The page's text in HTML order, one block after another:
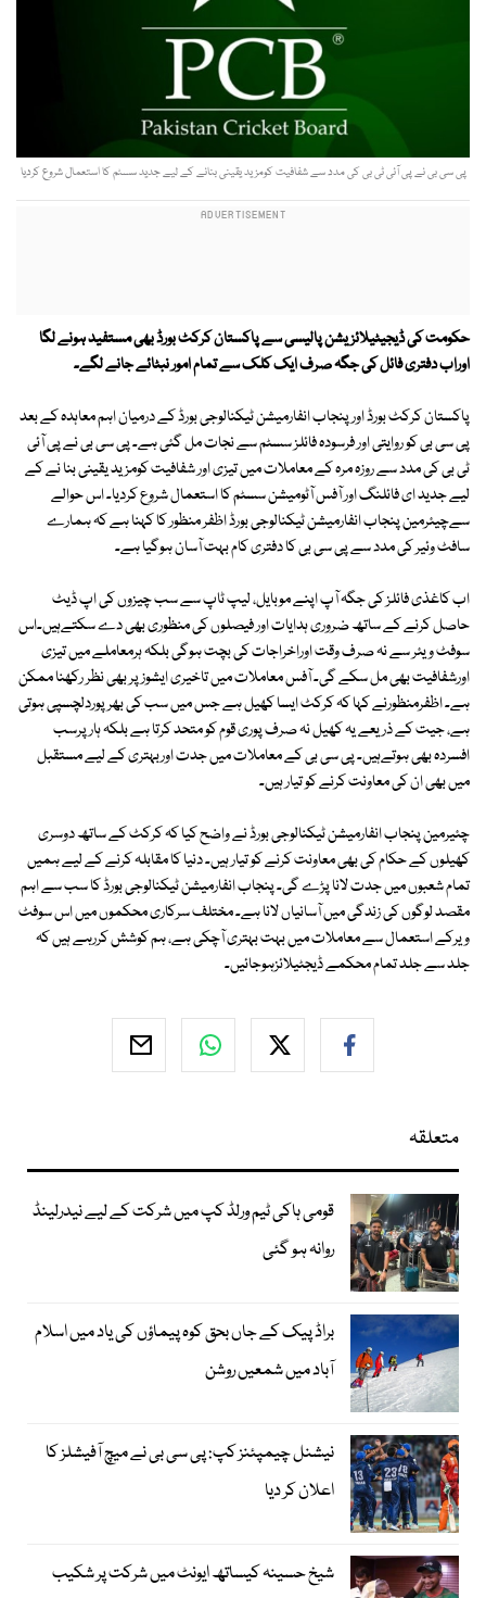
پی سی بی نے پی آئی ٹی بی کی مدد سے شفافیت کومزید یقینی بنانے کے لیے جدید سسٹم کا استعمال شروع کردیا
حکومت کی ڈیجیٹیلائزیشن پالیسی سے پاکستان کرکٹ بورڈ بھی مستفید ہونے لگا
اوراب دفتری فائل کی جگہ صرف ایک کلک سے تمام امور نبٹائے جانے لگے۔
پاکستان کرکٹ بورڈ اور پنجاب انفارمیشن ٹیکنالوجی بورڈ کے درمیان اہم معاہدہ کے بعد
پی سی بی کو روایتی اور فرسودہ فائلز سسٹم سے نجات مل گئی ہے۔ پی سی بی نے پی آئی
ٹی بی کی مدد سے روزہ مرہ کے معاملات میں تیزی اور شفافیت کومزید یقینی بنا نے کے
لیے جدید ای فائلنگ اور آفس آٹومیشن سسٹم کا استعمال شروع کردیا۔ اس حوالے
سےچیئرمین پنجاب انفارمیشن ٹیکنالوجی بورڈ اظفر منظور کا کہنا ہے کہ ہمارے
سافٹ وئیر کی مدد سے پی سی بی کا دفتری کام بہت آسان ہوگیا ہے۔
اب کاغذی فائلز کی جگہ آپ اپنے موبایل، لیپ ٹاپ سے سب چیزوں کی اپ ڈیٹ
حاصل کرنے کے ساتھ ضروری ہدایات اور فیصلوں کی منظوری بھی دے سکتےہیں۔اس
سوفٹ ویئر سے نہ صرف وقت اوراخراجات کی بچت ہوگی بلکہ ہرمعاملے میں تیزی
اورشفافیت بھی مل سکے گی۔ آفس معاملات میں تاخیری ایشوز پر بھی نظر رکھنا ممکن
ہے۔ اظفرمنظورنے کہا کہ کرکٹ ایسا کھیل ہے جس میں سب کی بھرپوردلچسپی ہوتی
ہے، جیت کے ذریعے یہ کھیل نہ صرف پوری قوم کو متحد کرتا ہے بلکہ ہارپرسب
افسردہ بھی ہوتےہیں۔ پی سی بی کے معاملات میں جدت اوربہتری کے لیے مستقبل
میں بھی ان کی معاونت کرنے کو تیار ہیں۔
چئیرمین پنجاب انفارمیشن ٹیکنالوجی بورڈ نے واضح کیا کہ کرکٹ کے ساتھ دوسری
کھیلوں کے حکام کی بھی معاونت کرنے کو تیار ہیں۔ دنیا کا مقابلہ کرنے کے لیے ہمیں
تمام شعبوں میں جدت لانا پڑے گی۔ پنجاب انفارمیشن ٹیکنالوجی بورڈ کا سب سے اہم
مقصد لوگوں کی زندگی میں آسانیاں لانا ہے۔ مختلف سرکاری محکموں میں اس سوفٹ
ویرکے استعمال سے معاملات میں بہت بہتری آچکی ہے، ہم کوشش کررہے ہیں کہ
جلد سے جلد تمام محکمے ڈیجٹیلائزہوجائیں۔
متعلقہ
قومی ہاکی ٹیم ورلڈ کپ میں شرکت کے لیے نیدرلینڈ
روانہ ہو گئی
براڈ پیک کے جاں بحق کوہ پیماؤں کی یاد میں اسلام
آباد میں شمعیں روشن
نیشنل چیمپئنز کپ: پی سی بی نے میچ آفیشلز کا
اعلان کر دیا
شیخ حسینہ کیساتھ ایونٹ میں شرکت پر شکیب